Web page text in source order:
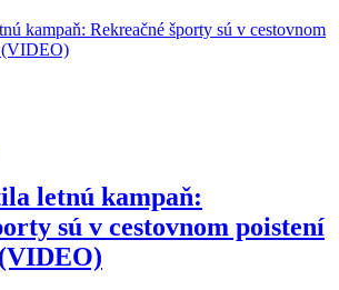
letnú kampaň:
sú v cestovnom poistení